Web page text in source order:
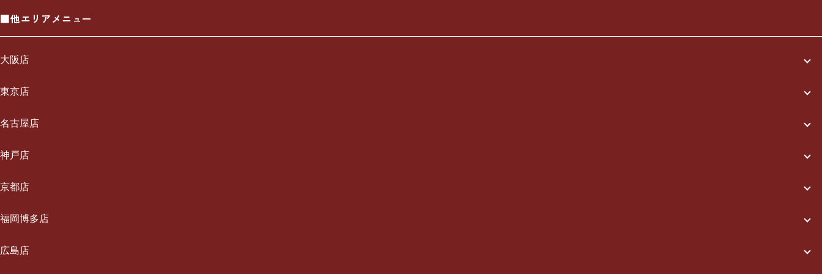
■他エリアメニュー
大阪店
一休について
ご利用の流れ
ブログ
お知らせ
採用情報
東京店
一休について
ご利用の流れ
ブログ
お知らせ
名古屋店
一休について
ご利用の流れ
ブログ
神戸店
一休について
ご利用の流れ
京都店
一休について
ご利用の流れ
福岡博多店
一休について
広島店